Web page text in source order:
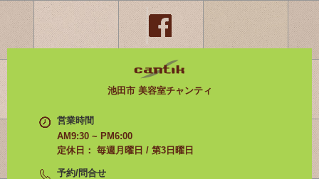
池田市 美容室チャンティ
営業時間
AM9:30 ~ PM6:00
定休日： 毎週月曜日 / 第3日曜日
予約/問合せ